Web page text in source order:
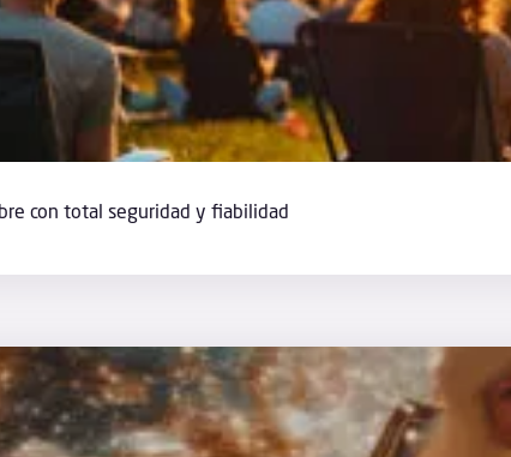
con total seguridad y fiabilidad